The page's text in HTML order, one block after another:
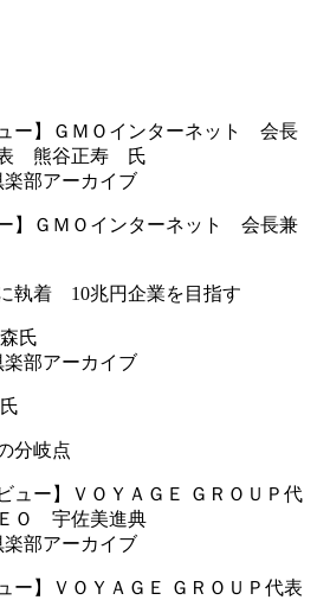
楽部アーカイブ
】ＧＭＯインターネット 会長兼
執着 10兆円企業を目指す
楽部アーカイブ
分岐点
楽部アーカイブ
ー】ＶＯＹＡＧＥ ＧＲＯＵＰ代表